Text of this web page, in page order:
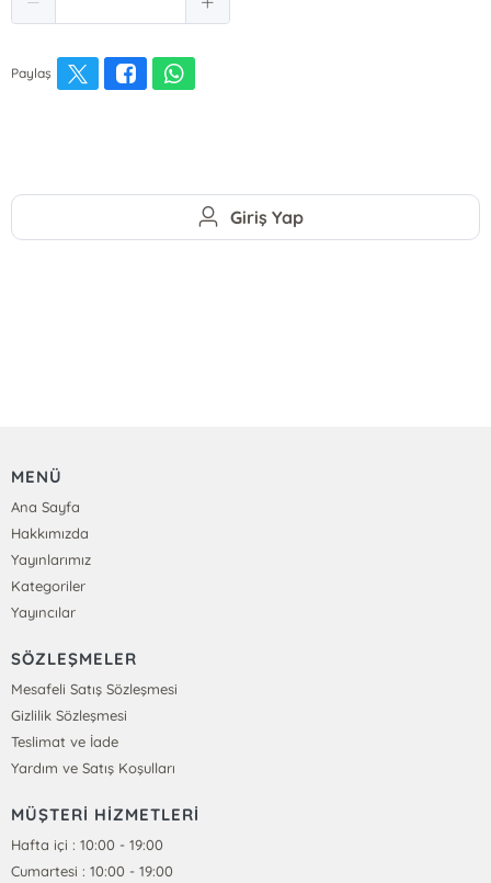
Paylaş
Giriş Yap
MENÜ
Ana Sayfa
Hakkımızda
Yayınlarımız
Kategoriler
Yayıncılar
SÖZLEŞMELER
Mesafeli Satış Sözleşmesi
Gizlilik Sözleşmesi
Teslimat ve İade
Yardım ve Satış Koşulları
MÜŞTERİ HİZMETLERİ
Hafta içi : 10:00 - 19:00
Cumartesi : 10:00 - 19:00